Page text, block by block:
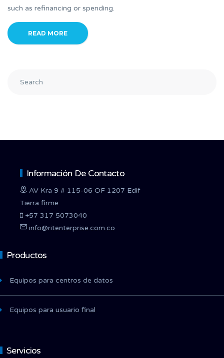
such as refinancing or spending.
READ MORE
Información De Contacto
AV Kra 9 # 115-06 OF 1207 Edif
Tierra firme
+57 317 5073040
info@ritenterprise.com.co
Productos
Equipos para centros de datos
Equipos para usuario final
Servicios